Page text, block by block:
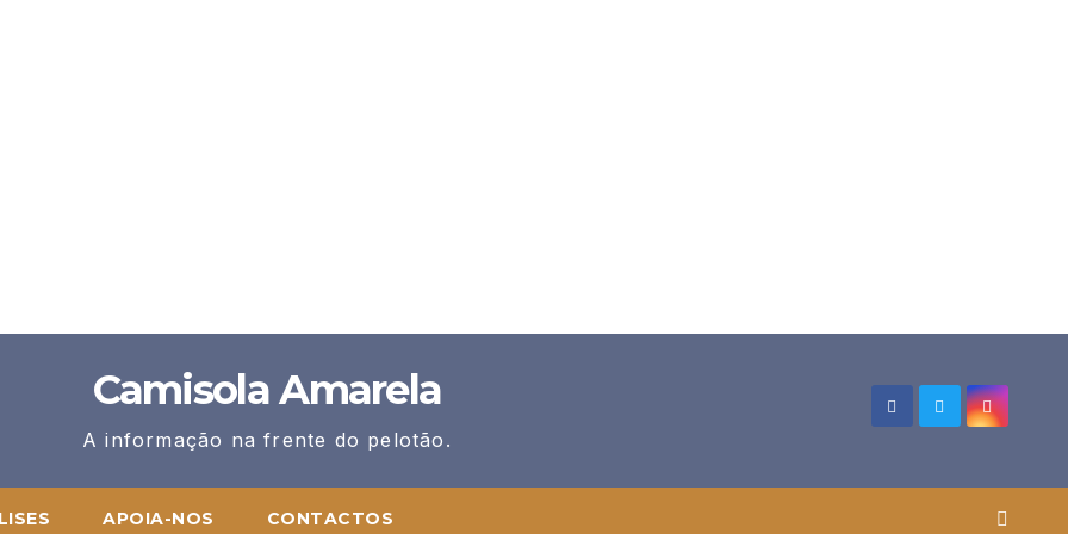
Camisola Amarela
A informação na frente do pelotão.
APOIA-NOS CONTACTOS